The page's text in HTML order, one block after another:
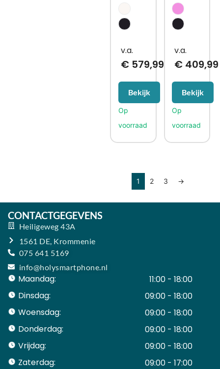
€579,99
Bekijk
€ 409,99
Bekijk
1 2 3 →
CONTACTGEGEVENS
Heiligeweg 43A
1561 DE, Krommenie
075 641 5169
info@holysmartphone.nl
Maandag:
11:00 - 18:00
Dinsdag:
09:00 - 18:00
Woensdag:
09:00 - 18:00
Donderdag:
09:00 - 18:00
Vrijdag:
09:00 - 18:00
Zaterdag:
09:00 - 17:00